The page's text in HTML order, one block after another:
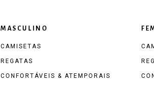
MASCULINO
CAMISETAS
REGATAS
CONFORTÁVEIS & ATEMPORAIS